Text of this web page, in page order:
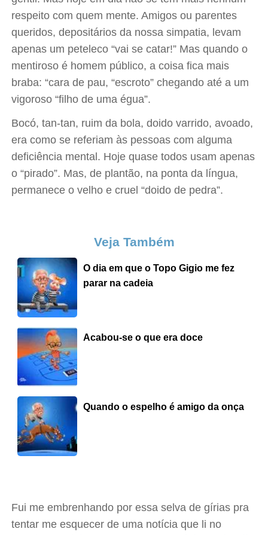
respeito com quem mente. Amigos ou parentes
queridos, depositários da nossa simpatia, levam
apenas um peteleco “vai se catar!” Mas quando o
mentiroso é homem público, a coisa fica mais
braba: “cara de pau, “escroto” chegando até a um
vigoroso “filho de uma égua”.
Bocó, tan-tan, ruim da bola, doido varrido, avoado,
era como se referiam às pessoas com alguma
deficiência mental. Hoje quase todos usam apenas
o “pirado”. Mas, de plantão, na ponta da língua,
permanece o velho e cruel “doido de pedra”.
Veja Também
O dia em que o Topo Gigio me fez
parar na cadeia
Acabou-se o que era doce
Quando o espelho é amigo da onça
Fui me embrenhando por essa selva de gírias pra
tentar me esquecer de uma notícia que li no